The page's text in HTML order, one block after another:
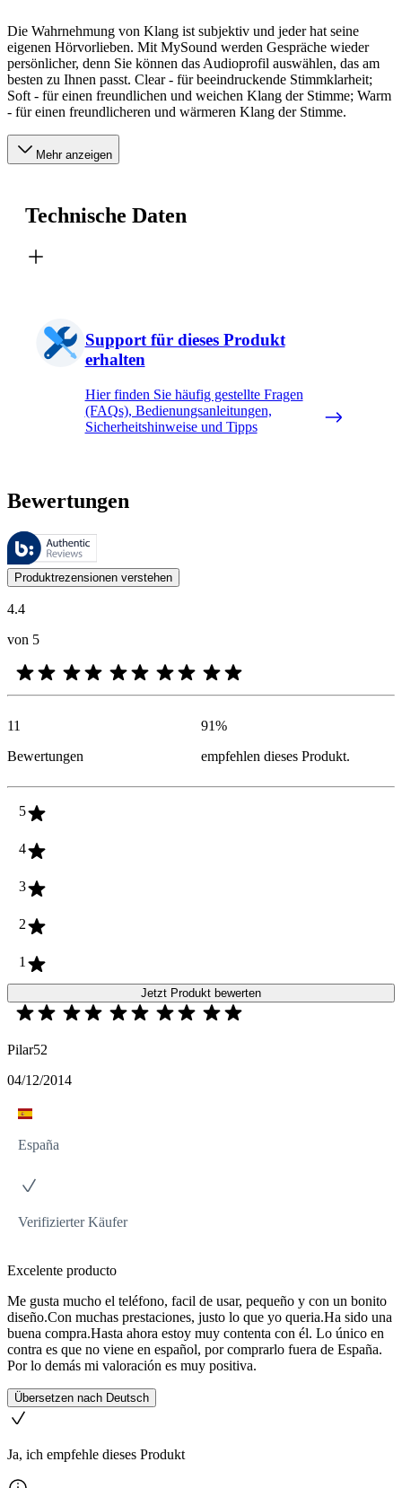
Die Wahrnehmung von Klang ist subjektiv und jeder hat seine
eigenen Hörvorlieben. Mit MySound werden Gespräche wieder
persönlicher, denn Sie können das Audioprofil auswählen, das am
besten zu Ihnen passt. Clear - für beeindruckende Stimmklarheit;
Soft - für einen freundlichen und weichen Klang der Stimme; Warm
- für einen freundlicheren und wärmeren Klang der Stimme.
Mehr anzeigen
Technische Daten
Support für dieses Produkt
erhalten
Hier finden Sie häufig gestellte Fragen
(FAQs), Bedienungsanleitungen,
Sicherheitshinweise und Tipps
Bewertungen
Diese Bewertungen werden von Bazaarvoice verwaltet und
Kundenmeinungen in Form von Produkt- und Sternebewertungen
Produktrezensionen verstehen
4.4
von 5
11
Bewertungen
91%
empfehlen dieses Produkt.
5
4
3
2
1
Jetzt Produkt bewerten
Pilar52
04/12/2014
España
Verifizierter Käufer
Excelente producto
Me gusta mucho el teléfono, facil de usar, pequeño y con un bonito
diseño.Con muchas prestaciones, justo lo que yo queria.Ha sido una
buena compra.Hasta ahora estoy muy contenta con él. Lo único en
contra es que no viene en español, por comprarlo fuera de España.
Por lo demás mi valoración es muy positiva.
Übersetzen nach Deutsch
Ja, ich empfehle dieses Produkt